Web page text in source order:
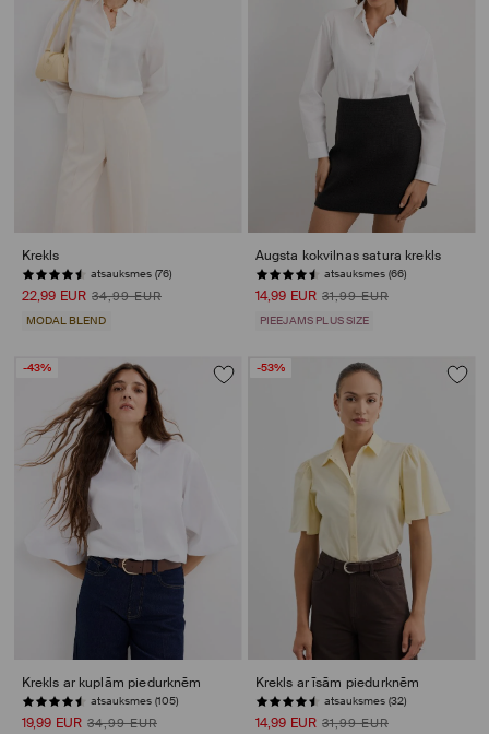
Krekls
atsauksmes (76)
22,99 EUR 34,99 EUR
MODAL BLEND
Augsta kokvilnas satura krekls
atsauksmes (66)
14,99 EUR 31,99 EUR
PIEEJAMS PLUS SIZE
-43%
Krekls ar kuplām piedurknēm
atsauksmes (105)
19,99 EUR 34,99 EUR
-53%
Krekls ar īsām piedurknēm
atsauksmes (32)
14,99 EUR 31,99 EUR